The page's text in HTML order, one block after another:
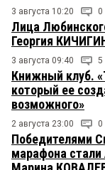
3 августа 10:20 0
Лица
Георгия
3 августа 09:40 5
Книжный клуб.
который ее
возможного»
2 августа 23:00 0
Победителями
марафона